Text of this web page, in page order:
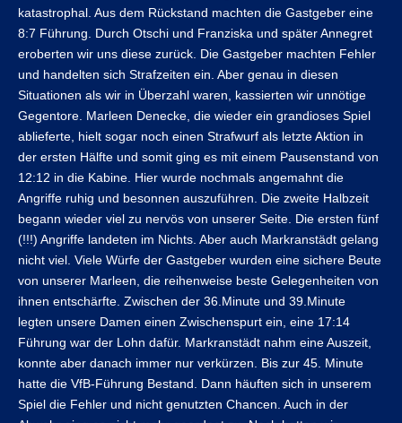
katastrophal. Aus dem Rückstand machten die Gastgeber eine
8:7 Führung. Durch Otschi und Franziska und später Annegret
eroberten wir uns diese zurück. Die Gastgeber machten Fehler
und handelten sich Strafzeiten ein. Aber genau in diesen
Situationen als wir in Überzahl waren, kassierten wir unnötige
Gegentore. Marleen Denecke, die wieder ein grandioses Spiel
ablieferte, hielt sogar noch einen Strafwurf als letzte Aktion in
der ersten Hälfte und somit ging es mit einem Pausenstand von
12:12 in die Kabine. Hier wurde nochmals angemahnt die
Angriffe ruhig und besonnen auszuführen. Die zweite Halbzeit
begann wieder viel zu nervös von unserer Seite. Die ersten fünf
(!!!) Angriffe landeten im Nichts. Aber auch Markranstädt gelang
nicht viel. Viele Würfe der Gastgeber wurden eine sichere Beute
von unserer Marleen, die reihenweise beste Gelegenheiten von
ihnen entschärfte. Zwischen der 36.Minute und 39.Minute
legten unsere Damen einen Zwischenspurt ein, eine 17:14
Führung war der Lohn dafür. Markranstädt nahm eine Auszeit,
konnte aber danach immer nur verkürzen. Bis zur 45. Minute
hatte die VfB-Führung Bestand. Dann häuften sich in unserem
Spiel die Fehler und nicht genutzten Chancen. Auch in der